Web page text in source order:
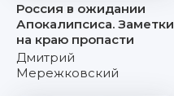
Россия в ожидании
Апокалипсиса. Заметки
на краю пропасти
Дмитрий
Мережковский